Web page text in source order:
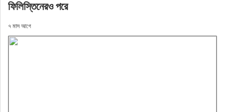
ফিলিস্তিনেরও পরে
৭ মাস আগে